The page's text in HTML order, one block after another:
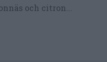
och citron...